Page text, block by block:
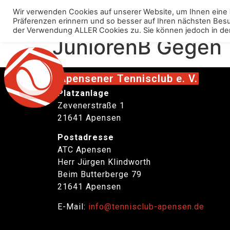
Über uns Anlage
JuniorenB Gegen
Apensener Tennisclub e. V.
Platzanlage
Zevenerstraße 1
21641 Apensen
Postadresse
ATC Apensen
Herr Jürgen Klindworth
Beim Butterberge 79
21641 Apensen
E-Mail: info@tennisclub-apensen.de
Wir verwenden Cookies auf unserer Website, um Ihnen
Präferenzen erinnern und so besser auf Ihren nächsten
der Verwendung ALLER Cookies zu. Sie können jedoch in